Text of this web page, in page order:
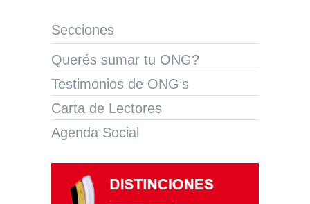
Secciones
Querés sumar tu ONG?
Testimonios de ONG’s
Carta de Lectores
Agenda Social